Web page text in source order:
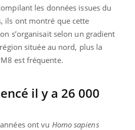
les données issues du
, ils ont montré que cette
s’organisait selon un gradient
située au nord, plus la
est fréquente.
il y a 26 000
ont vu Homo sapiens